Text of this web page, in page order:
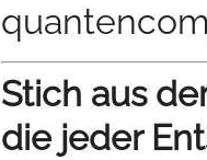
Stich aus
die jeder